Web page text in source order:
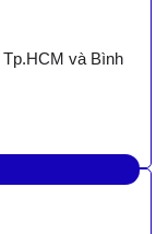
Tp.HCM và Bình